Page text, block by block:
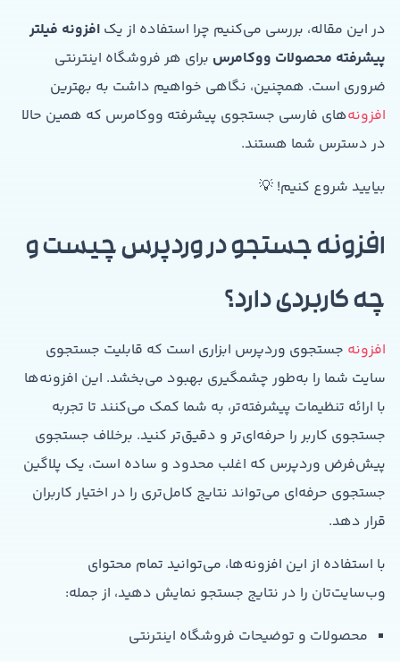
در این مقاله، بررسی می‌کنیم چرا استفاده از یک افزونه فیلتر
پیشرفته محصولات ووکامرس برای هر فروشگاه اینترنتی
ضروری است. همچنین، نگاهی خواهیم داشت به بهترین
افزونه‌های فارسی جستجوی پیشرفته ووکامرس که همین حالا
در دسترس شما هستند.
بیایید شروع کنیم! 💡
افزونه جستجو در وردپرس چیست و
چه کاربردی دارد؟
افزونه جستجوی وردپرس ابزاری است که قابلیت جستجوی
سایت شما را به‌طور چشمگیری بهبود می‌بخشد. این افزونه‌ها
با ارائه تنظیمات پیشرفته‌تر، به شما کمک می‌کنند تا تجربه
جستجوی کاربر را حرفه‌ای‌تر و دقیق‌تر کنید. برخلاف جستجوی
پیش‌فرض وردپرس که اغلب محدود و ساده است، یک پلاگین
جستجوی حرفه‌ای می‌تواند نتایج کامل‌تری را در اختیار کاربران
قرار دهد.
با استفاده از این افزونه‌ها، می‌توانید تمام محتوای
وب‌سایت‌تان را در نتایج جستجو نمایش دهید، از جمله:
محصولات و توضیحات فروشگاه اینترنتی